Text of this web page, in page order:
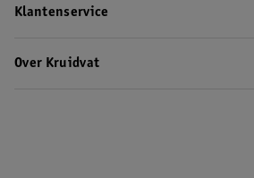
Klantenservice
Over Kruidvat